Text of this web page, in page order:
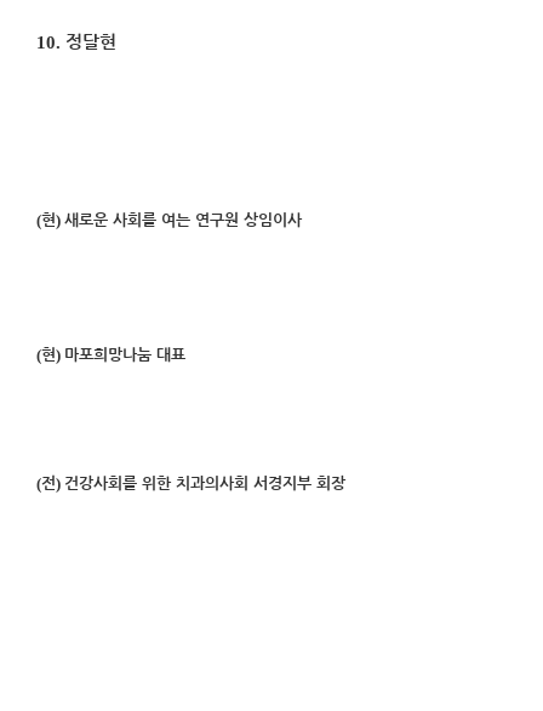
10. 정달현
(현) 새로운 사회를 여는 연구원 상임이사
(현) 마포희망나눔 대표
(전) 건강사회를 위한 치과의사회 서경지부 회장